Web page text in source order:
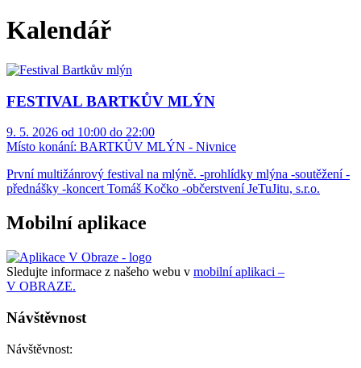
Kalendář
FESTIVAL BARTKŮV MLÝN
9. 5. 2026 od 10:00 do 22:00
Místo konání: BARTKŮV MLÝN - Nivnice
První multižánrový festival na mlýně. -prohlídky mlýna -soutěžení -
přednášky -koncert Tomáš Kočko -občerstvení JeTuJitu, s.r.o.
Mobilní aplikace
Sledujte informace z našeho webu v mobilní aplikaci –
V OBRAZE.
Návštěvnost
Návštěvnost: